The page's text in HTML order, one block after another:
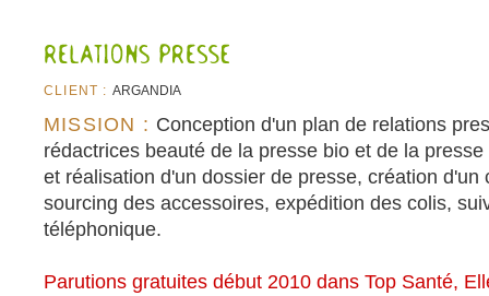
CLIENT : ARGANDIA
MISSION : Conception d'un plan de relations
rédactrices beauté de la presse bio et de la
et réalisation d'un dossier de presse, création d'un
sourcing des accessoires, expédition des colis,
téléphonique.
Parutions gratuites début 2010 dans Top Santé,